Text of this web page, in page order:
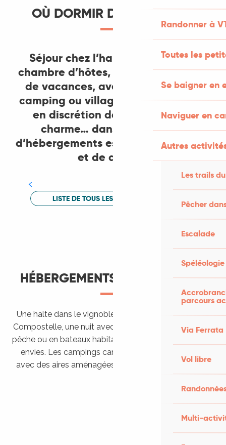
Randonner à
Toutes les
Se baigner en
Naviguer en
Autres
Les trails
Pêcher
Escalade
Spéléologie
parcours
Via Ferrata
Vol libre
Multi-
OÙ DORMIR DANS LE LOT ?
Séjour chez l’habitant dans une
chambre d’hôtes, dans une location
de vacances, avec les enfants en
camping ou village de vacances ou
en discrétion dans un hôtel de
charme… dans le Lot, l’offre
d’hébergements est riche, diversifiée
et de qualité.
Hôtels
Au coeur d'un village ou en pleine nature, le Lot
regorge de bonnes adresses... Du plus luxueux au
plus charmant, vous n'avez plus qu'à choisir.
LISTE DE TOUS LES HÉBERGEMENTS
HÉBERGEMENTS THÉMATIQUES
Une halte dans le vignoble ou vers Saint Jacques de
Compostelle, une nuit avec son cheval, sur un spot de
pêche ou en bateaux habitables… le Lot s’adapte à vos
envies. Les campings caristes ne sont pas oubliés
avec des aires aménagées spécifiquement pour eux.
Accueil Vélo
Hébergements insolites
Hébergements proposant l’accueil des